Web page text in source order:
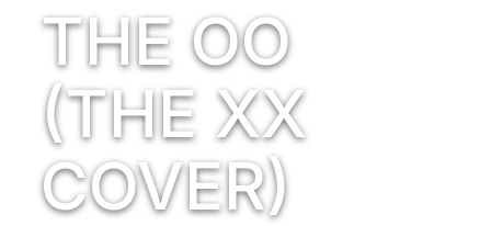
THE OO
(THE XX
COVER)